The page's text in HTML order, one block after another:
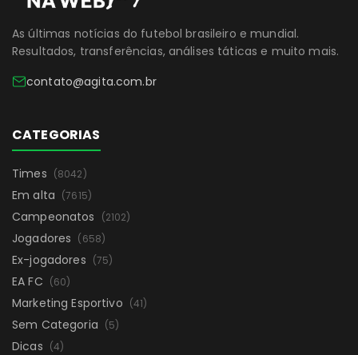
As últimas notícias do futebol brasileiro e mundial.
Resultados, transferências, análises táticas e muito mais.
contato@agita.com.br
CATEGORIAS
Times (8042)
Em alta (7615)
Campeonatos (2102)
Jogadores (658)
Ex-jogadores (75)
EA FC (60)
Marketing Esportivo (41)
Sem Categoria (5)
Dicas (4)